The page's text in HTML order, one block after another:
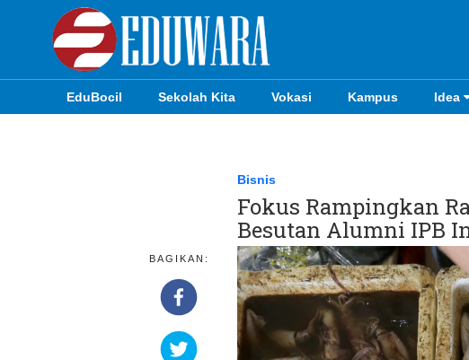
EduBocil Sekolah Kita Vokasi Kampus Idea
Bisnis
Fokus Rampingkan
Besutan Alumni IPB
BAGIKAN: